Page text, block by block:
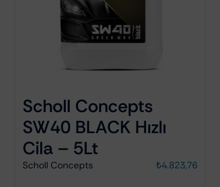
Scholl Concepts
SW40 BLACK Hızlı
Cila – 5Lt
Scholl Concepts ₺4.823,76